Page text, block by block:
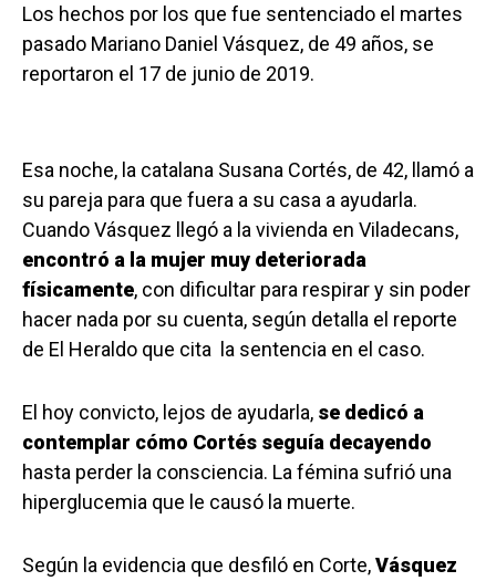
Los hechos por los que fue sentenciado el martes
pasado Mariano Daniel Vásquez, de 49 años, se
reportaron el 17 de junio de 2019.
Esa noche, la catalana Susana Cortés, de 42, llamó a
su pareja para que fuera a su casa a ayudarla.
Cuando Vásquez llegó a la vivienda en Viladecans,
encontró a la mujer muy deteriorada
físicamente, con dificultar para respirar y sin poder
hacer nada por su cuenta, según detalla el reporte
de El Heraldo que cita la sentencia en el caso.
El hoy convicto, lejos de ayudarla, se dedicó a
contemplar cómo Cortés seguía decayendo
hasta perder la consciencia. La fémina sufrió una
hiperglucemia que le causó la muerte.
Según la evidencia que desfiló en Corte,Vásquez